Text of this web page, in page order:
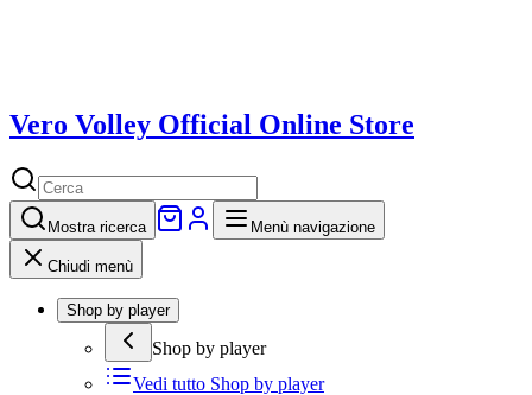
Vero Volley Official Online Store
Mostra ricerca Menù navigazione
Chiudi menù
Shop by player
Shop by player
Vedi tutto Shop by player